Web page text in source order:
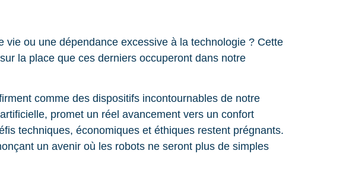
ou une dépendance excessive à la technologie ? Cette
la place que ces derniers occuperont dans notre
comme des dispositifs incontournables de notre
promet un réel avancement vers un confort
techniques, économiques et éthiques restent prégnants.
un avenir où les robots ne seront plus de simples